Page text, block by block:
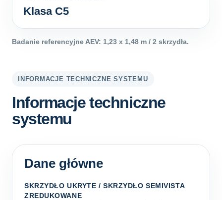
Klasa C5
Badanie referencyjne AEV: 1,23 x 1,48 m / 2 skrzydła.
INFORMACJE TECHNICZNE SYSTEMU
Informacje techniczne
systemu
Dane główne
SKRZYDŁO UKRYTE / SKRZYDŁO SEMIVISTA
ZREDUKOWANE